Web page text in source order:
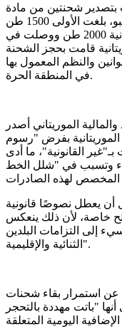
شحنتين من مادة
الإسمنت نحو المنطقة الحرة في نواذيبو، بلغت الأولى 1500 طن
ووصلت في أبريل الماضي، فيما بلغت الثانية 2000 طن ووصلت في
قامت بحجز الشحنة
والنظم المعمول بها
في المنطقة الحرة.
الموريتاني أصدر
الموريتانية بفرض "رسوم
القانونية"، ما أدى
وتسبب في "شلل الخط
أن يعطل نصوصًا قانونية
خاصة، لأن ذلك ينعكس
إلى التزامات البلدين
الثنائية والإقليمية".
استمرار بقاء شحنات
"باتت مهددة بالتحجر
اليومية المتعلقة